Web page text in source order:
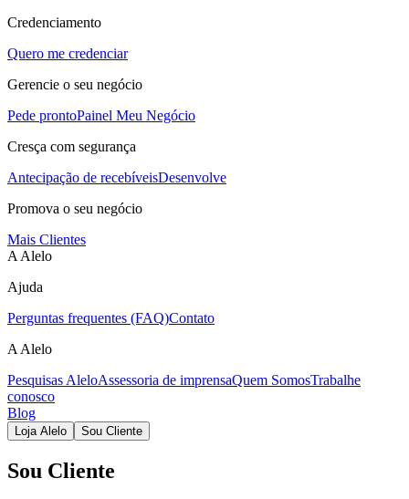
Credenciamento
Quero me credenciar
Gerencie o seu negócio
Pede prontoPainel Meu Negócio
Cresça com segurança
Antecipação de recebíveisDesenvolve
Promova o seu negócio
Mais Clientes
A Alelo
Ajuda
Perguntas frequentes (FAQ)Contato
A Alelo
Pesquisas AleloAssessoria de imprensaQuem SomosTrabalhe
conosco
Blog
Loja Alelo Sou Cliente
Sou Cliente